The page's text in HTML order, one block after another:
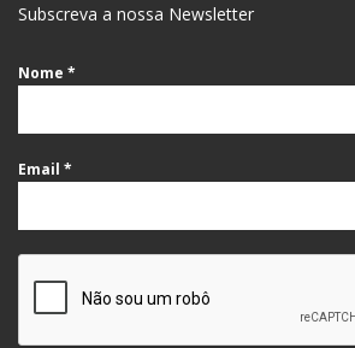
Subscreva a nossa Newsletter
Nome *
Email *